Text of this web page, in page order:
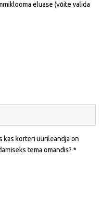
eluase (võite valida
kas korteri üürileandja on
tema omandis?